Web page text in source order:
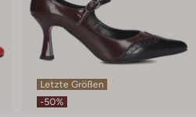
Letzte Größen
-50%